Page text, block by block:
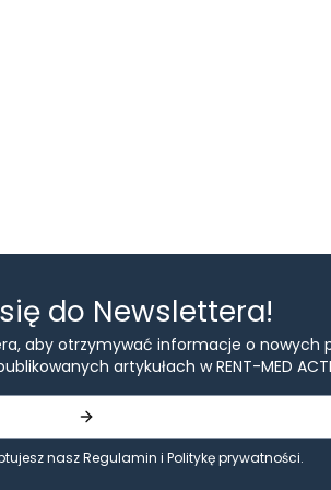
do Newslettera!
aby otrzymywać informacje o nowych
artykułach w RENT-MED
naszRegulamin i Politykę prywatności.